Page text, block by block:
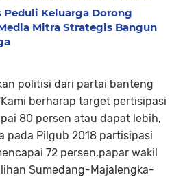
Peduli Keluarga Dorong
Mitra Strategis Bangun
politisi dari partai banteng
berharap target pertisipasi
80 persen atau dapat lebih,
pada Pilgub 2018 partisipasi
72 persen,papar wakil
Sumedang-Majalengka-